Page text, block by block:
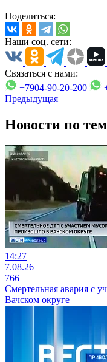
Поделиться:
Наши соц. сети:
Связаться с нами:
+7904-90-20-200
Предыдущая
Новости по
14:27
7.08.26
766
Смертельная авария с
Вачском округе